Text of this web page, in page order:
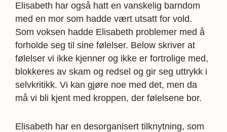
Elisabeth har også hatt en vanskelig barndom
med en mor som hadde vært utsatt for vold.
Som voksen hadde Elisabeth problemer med å
forholde seg til sine følelser. Below skriver at
følelser vi ikke kjenner og ikke er fortrolige med,
blokkeres av skam og redsel og gir seg uttrykk i
selvkritikk. Vi kan gjøre noe med det, men da
må vi bli kjent med kroppen, der følelsene bor.
Elisabeth har en desorganisert tilknytning, som